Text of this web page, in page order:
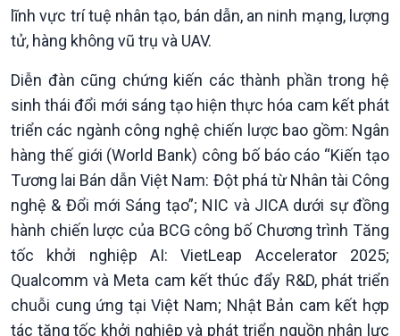
Podcast
Góc nhìn VOV1
Bình luận
10 phút Sự kiện - Luận bàn
Câu chuyện thời sự
lĩnh vực trí tuệ nhân tạo, bán dẫn, an ninh mạng, lượng
tử, hàng không vũ trụ và UAV.
Diễn đàn cũng chứng kiến các thành phần trong hệ
sinh thái đổi mới sáng tạo hiện thực hóa cam kết phát
triển các ngành công nghệ chiến lược bao gồm: Ngân
hàng thế giới (World Bank) công bố báo cáo “Kiến tạo
Tương lai Bán dẫn Việt Nam: Đột phá từ Nhân tài Công
nghệ & Đổi mới Sáng tạo”; NIC và JICA dưới sự đồng
hành chiến lược của BCG công bố Chương trình Tăng
tốc khởi nghiệp AI: VietLeap Accelerator 2025;
Qualcomm và Meta cam kết thúc đẩy R&D, phát triển
chuỗi cung ứng tại Việt Nam; Nhật Bản cam kết hợp
tác tăng tốc khởi nghiệp và phát triển nguồn nhân lực